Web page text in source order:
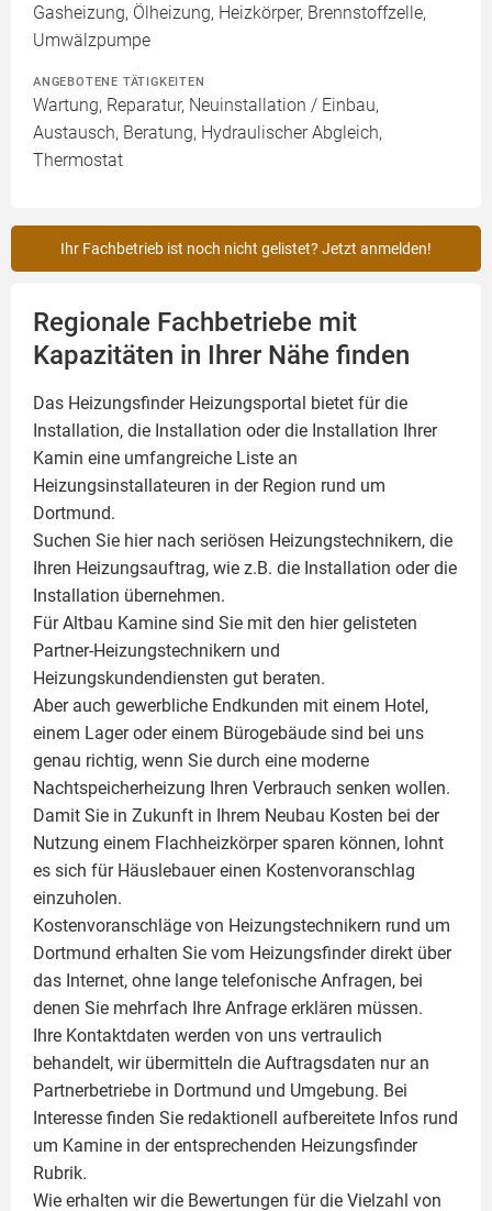
Gasheizung, Ölheizung, Heizkörper, Brennstoffzelle,
Umwälzpumpe
ANGEBOTENE TÄTIGKEITEN
Wartung, Reparatur, Neuinstallation / Einbau,
Austausch, Beratung, Hydraulischer Abgleich,
Thermostat
Ihr Fachbetrieb ist noch nicht gelistet? Jetzt anmelden!
Regionale Fachbetriebe mit
Kapazitäten in Ihrer Nähe finden
Das Heizungsfinder Heizungsportal bietet für die
Installation, die Installation oder die Installation Ihrer
Kamin eine umfangreiche Liste an
Heizungsinstallateuren in der Region rund um
Dortmund.
Suchen Sie hier nach seriösen Heizungstechnikern, die
Ihren Heizungsauftrag, wie z.B. die Installation oder die
Installation übernehmen.
Für Altbau Kamine sind Sie mit den hier gelisteten
Partner-Heizungstechnikern und
Heizungskundendiensten gut beraten.
Aber auch gewerbliche Endkunden mit einem Hotel,
einem Lager oder einem Bürogebäude sind bei uns
genau richtig, wenn Sie durch eine moderne
Nachtspeicherheizung Ihren Verbrauch senken wollen.
Damit Sie in Zukunft in Ihrem Neubau Kosten bei der
Nutzung einem Flachheizkörpersparen können, lohnt
es sich für Häuslebauer einen Kostenvoranschlag
einzuholen.
Kostenvoranschläge von Heizungstechnikern rund um
Dortmund erhalten Sie vom Heizungsfinder direkt über
das Internet, ohne lange telefonische Anfragen, bei
denen Sie mehrfach Ihre Anfrage erklären müssen.
Ihre Kontaktdaten werden von uns vertraulich
behandelt, wir übermitteln die Auftragsdaten nur an
Partnerbetriebe in Dortmund und Umgebung. Bei
Interesse finden Sie redaktionell aufbereitete Infos rund
um Kamine in der entsprechenden Heizungsfinder
Rubrik.
Wie erhalten wir die Bewertungen für die Vielzahl von